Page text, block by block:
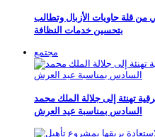
قلة حاويات الأزبال وتطالب
بتحسين خدمات النظافة
مجتمع
تهنئة إلى جلالة الملك محمد
السادس بمناسبة عيد العرش